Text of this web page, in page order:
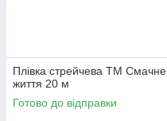
Плівка стрейчева ТМ Смачне
життя 20 м
Готово до відправки